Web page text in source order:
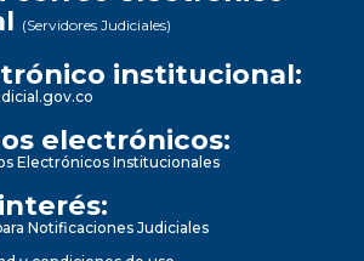
(Servidores Judiciales)
institucional:
electrónicos:
Electrónicos Institucionales
Notificaciones Judiciales